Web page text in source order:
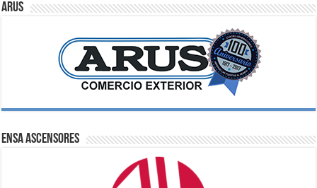
ARUS
ENSA Ascensores